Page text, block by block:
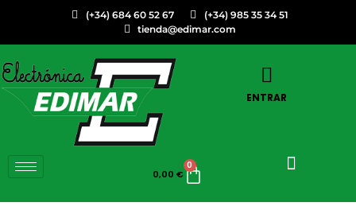
(+34) 684 60 52 67
(+34) 985 35 34 51
tienda@edimar.com
ENTRAR
0,00 €
0